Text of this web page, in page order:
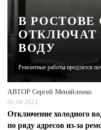
В РОСТОВЕ
ВОДУ
Ремонтные работы продлятся
АВТОР Сергей Меняйленко
06.08.2021
Отключение холодного
по ряду адресов из-за